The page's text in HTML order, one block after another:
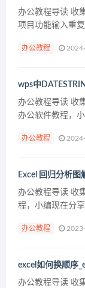
办公教程导读 收
项目功能输入重
文字阅读大概需
办公教程
wps中
办公教程导读 收
办公软件教程，
办公教程内容图
办公教程
Excel 回归分析图
办公教程导读 收
程，小编现在分
内容图文 “回归”
办公教程
excel如何换顺序
办公教程导读 收